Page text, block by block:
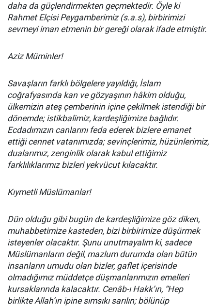
daha da güçlendirmekten geçmektedir. Öyle ki
Rahmet Elçisi Peygamberimiz (s.a.s), birbirimizi
sevmeyi iman etmenin bir gereği olarak ifade etmiştir.
Aziz Müminler!
Savaşların farklı bölgelere yayıldığı, İslam
coğrafyasında kan ve gözyaşının hâkim olduğu,
ülkemizin ateş çemberinin içine çekilmek istendiği bir
dönemde; istikbalimiz, kardeşliğimize bağlıdır.
Ecdadımızın canlarını feda ederek bizlere emanet
ettiği cennet vatanımızda; sevinçlerimiz, hüzünlerimiz,
dualarımız, zenginlik olarak kabul ettiğimiz
farklılıklarımız bizleri yekvücut kılacaktır.
Kıymetli Müslümanlar!
Dün olduğu gibi bugün de kardeşliğimize göz diken,
muhabbetimize kasteden, bizi birbirimize düşürmek
isteyenler olacaktır. Şunu unutmayalım ki, sadece
Müslümanların değil, mazlum durumda olan bütün
insanların umudu olan bizler, gaflet içerisinde
olmadığımız müddetçe düşmanlarımızın emelleri
kursaklarında kalacaktır. Cenâb-ı Hakk’ın, “Hep
birlikte Allah’ın ipine sımsıkı sarılın; bölünüp